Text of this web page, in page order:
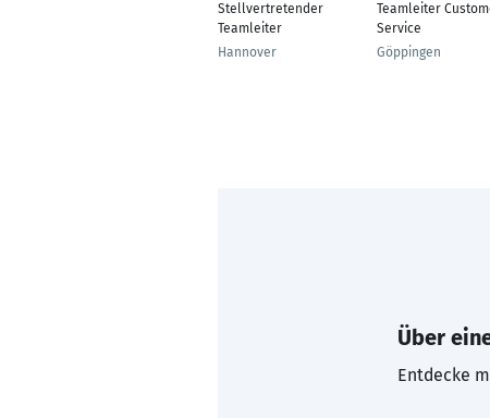
Stellvertretender
Teamleiter
Hannover
Teamleiter
Service
Göppingen
Über
Entdecke